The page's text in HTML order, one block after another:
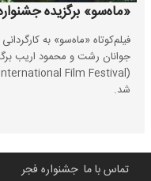
«ماه‌سو» برگزیده
فیلم‌کوتاه «ماه‌سو» به
جوانان رشت و محمود اریب
شد.
تماس با ما جشنواره فجر